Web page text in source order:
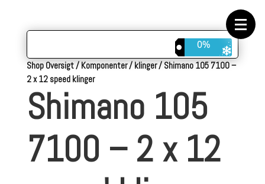
Geargrupper
Komponenter
Tilbehør
Wattmålere
0%
Shop Oversigt/Komponenter/klinger/Shimano 105 7100 –
2 x 12 speed klinger
Shimano 105
7100 – 2 x 12